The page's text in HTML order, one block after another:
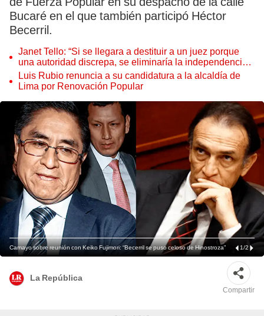
Bucaré en el que también participó Héctor
Becerril.
Janet Tello: “Si se llegara a destituir a un juez porque
una autoridad discrepa, se eliminaría la independencia
judicial”
Luis Rubio renuncia a su candidatura a la alcaldía de
Lima por Renovación Popular
Camayo sobre reunión con Keiko Fujimori: “Becerril se puso celoso de Hinostroza” 1/2
La República
Compartir